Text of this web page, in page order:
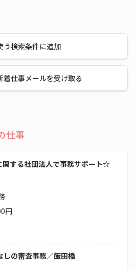
う検索条件に追加
着仕事メールを受け取る
仕事
関する社団法人で事務サポート☆
円
の審査事務／飯田橋